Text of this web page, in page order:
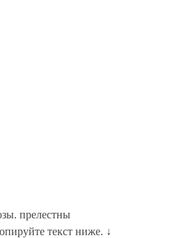
прелестны
текст ниже. ↓